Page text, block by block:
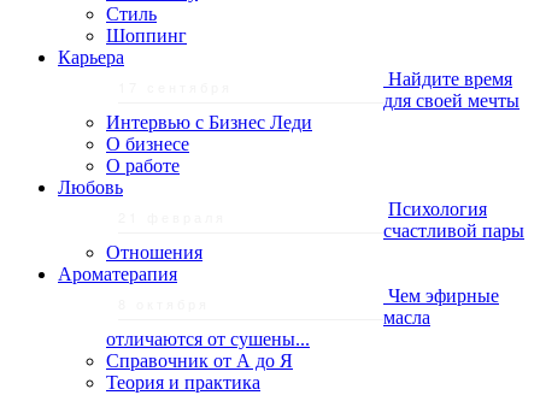
Стиль
Шоппинг
Карьера
Найдите время
для своей мечты
Интервью с Бизнес Леди
О бизнесе
О работе
Любовь
Психология
счастливой пары
Отношения
Ароматерапия
Чем эфирные
масла
отличаются от сушены...
Справочник от А до Я
Теория и практика